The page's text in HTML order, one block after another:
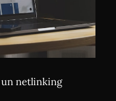
un netlinking